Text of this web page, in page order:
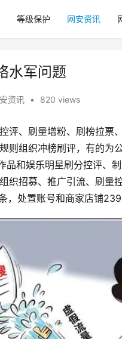
等级保护 网安资讯
水军问题
资讯 • 820 views
评、刷量增粉、刷榜拉票
则组织冲榜刷评，有的为
品和娱乐明星刷分控评
织招募、推广引流、刷量
处置账号和商家店铺